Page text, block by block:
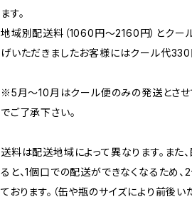
ます。
地域別配送料（1060円～2160円）とクー
げいただきましたお客様にはクール代330
※5月～10月はクール便のみの発送とさせ
でご了承下さい。
送料は配送地域によって異なります。また
ると、1個口での配送ができなくなるため
ております。（缶や瓶のサイズにより前後い